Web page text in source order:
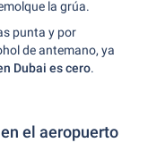
la grúa.
punta y por
de antemano, ya
Dubai es cero.
el aeropuerto